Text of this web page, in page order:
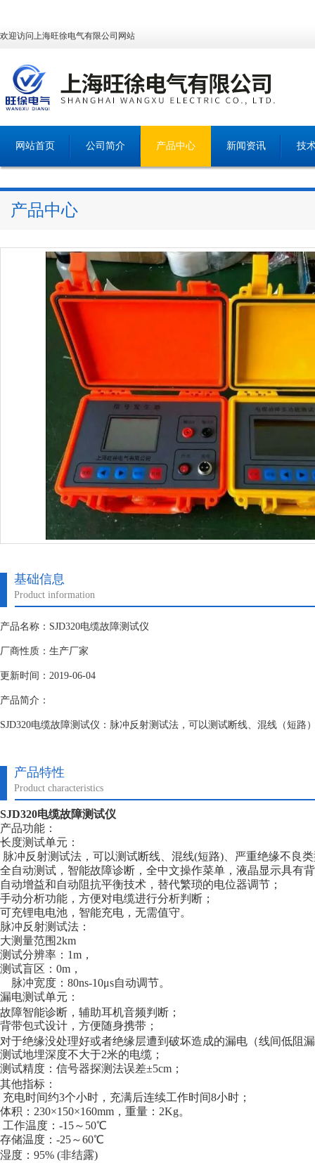
欢迎访问上海旺徐电气有限公司网站
网站首页 公司简介 产品中心 新闻资讯 技
产品中心
基础信息
Product information
产品名称：SJD320电缆故障测试仪
厂商性质：生产厂家
更新时间：2019-06-04
产品简介：
SJD320电缆故障测试仪：脉冲反射测试法，可以测试断线、混线（短路
产品特性
Product characteristics
SJD320电缆故障测试仪
产品功能：
长度测试单元：
脉冲反射测试法，可以测试断线、混线(短路)、严重绝缘不良
全自动测试，智能故障诊断，全中文操作菜单，液晶显示具有
自动增益和自动阻抗平衡技术，替代繁琐的电位器调节；
手动分析功能，方便对电缆进行分析判断；
可充锂电电池，智能充电，无需值守。
脉冲反射测试法：
大测量范围2km
测试分辨率：1m，
测试盲区：0m，
脉冲宽度：80ns-10μs自动调节。
漏电测试单元：
故障智能诊断，辅助耳机音频判断；
背带包式设计，方便随身携带；
对于绝缘没处理好或者绝缘层遭到破坏造成的漏电（线间低阻
测试地埋深度不大于2米的电缆；
测试精度：信号器探测法误差±5cm；
其他指标：
充电时间约3个小时，充满后连续工作时间8小时；
体积：230×150×160mm，重量：2Kg。
工作温度：-15～50℃
存储温度：-25～60℃
湿度：95% (非结露)